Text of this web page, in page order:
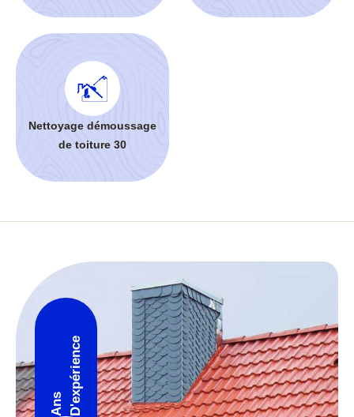
Nettoyage démoussage
de toiture 30
Ans D'expérience